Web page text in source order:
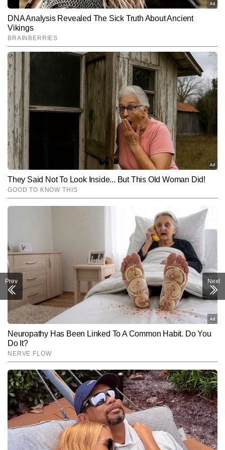
Subscribe to our daily Newsletter!
Prev Next